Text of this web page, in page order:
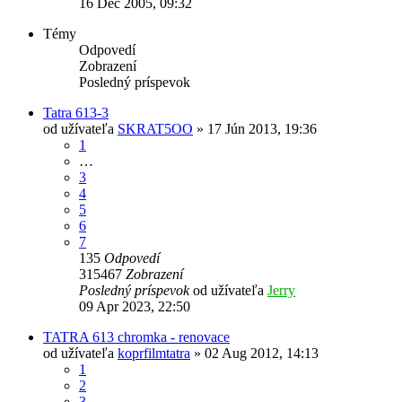
Témy
Odpovedí
Zobrazení
Posledný príspevok
Tatra 613-3
od užívateľa SKRAT5OO » 17 Jún 2013, 19:36
1
…
3
4
5
6
7
135 Odpovedí
315467 Zobrazení
Posledný príspevokod užívateľa Jerry
09 Apr 2023, 22:50
TATRA 613 chromka - renovace
od užívateľa koprfilmtatra » 02 Aug 2012, 14:13
1
2